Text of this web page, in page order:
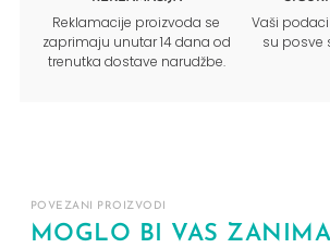
Reklamacije proizvoda se
zaprimaju unutar 14 dana od
trenutka dostave narudžbe.
Vaši
su posve
POVEZANI PROIZVODI
MOGLO BI VAS